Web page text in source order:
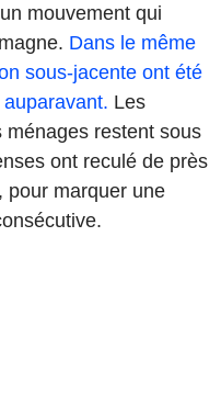
mouvement qui
Dans le même
sous-jacente ont été
Les
restent sous
ont reculé de près
pour marquer une